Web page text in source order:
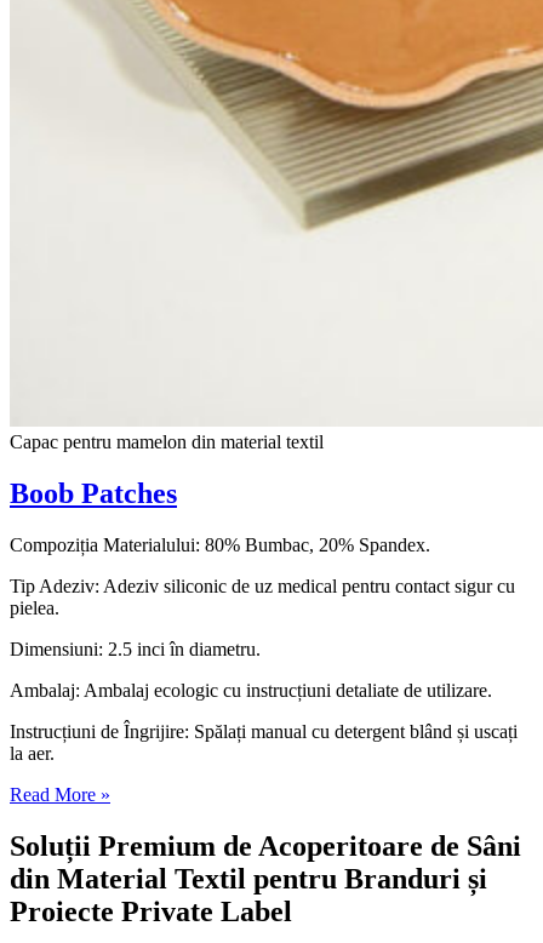
Capac pentru mamelon din material textil
Boob Patches
Compoziția Materialului: 80% Bumbac, 20% Spandex.
Tip Adeziv: Adeziv siliconic de uz medical pentru contact sigur cu
pielea.
Dimensiuni: 2.5 inci în diametru.
Ambalaj: Ambalaj ecologic cu instrucțiuni detaliate de utilizare.
Instrucțiuni de Îngrijire: Spălați manual cu detergent blând și uscați
la aer.
Read More »
Soluții Premium de Acoperitoare de Sâni
din Material Textil pentru Branduri și
Proiecte Private Label